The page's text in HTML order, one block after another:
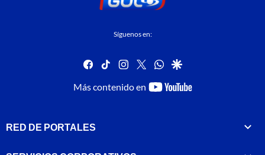
Síguenos en:
facebook
tiktok instagram
twitterwhatsapp
google
Más contenido en
youtube-
RED DE PORTALES